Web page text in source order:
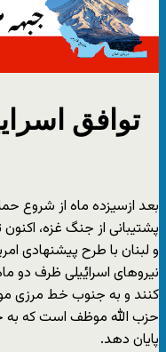
توافق
بعد ازسیزده ماه از شروع
پشتیبانی از جنگ غزه،
و لبنان با طرح پیشنهادی
نیروهای اسرایٔیلی ظرف دو
کنند و به جنوب خط مرزی
حزب الله موظف است که به
پایان دهد.